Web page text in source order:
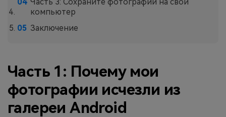
компьютер
Заключение
Часть 1: Почему мои
фотографии исчезли из
галереи Android